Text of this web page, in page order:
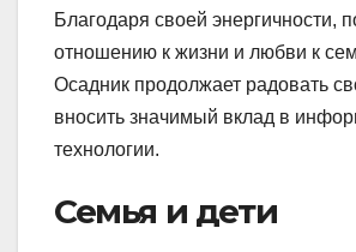
Благодаря своей энергичности,
отношению к жизни и любви к
Осадник продолжает радовать
вносить значимый вклад в
технологии.
Семья и дети